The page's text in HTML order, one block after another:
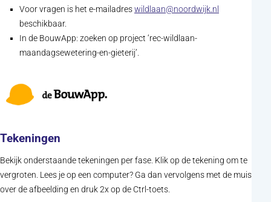
Voor vragen is het e-mailadreswildlaan@noordwijk.nl
beschikbaar.
In de BouwApp: zoeken op project ‘rec-wildlaan-
maandagsewetering-en-gieterij’.
Tekeningen
Bekijk onderstaande tekeningen per fase. Klik op de tekening om te
vergroten. Lees je op een computer? Ga dan vervolgens met de muis
over de afbeelding en druk 2x op de Ctrl-toets.